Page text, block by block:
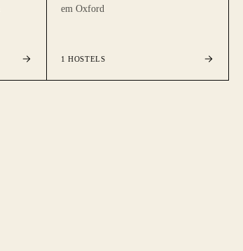
em Oxford
1 HOSTELS